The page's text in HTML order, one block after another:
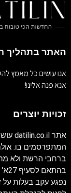
האתר בתהליך
אנו עושים כל מאמץ
אנא פנה אלינו!
זכויות יוצרים
אתר datilin.co.il
המתפרסמים בו.
ברחבי הרשת ולא
נפגע עקב בעלות על